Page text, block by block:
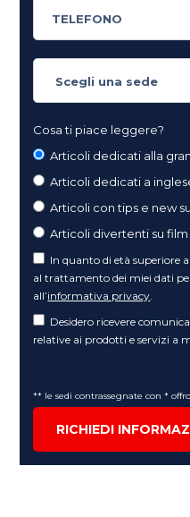
Cosa ti piace leggere?
Articoli dedicati alla
Articoli dedicati a
Articoli con tips e new
Articoli divertenti su film
In quanto di età superiore
al trattamento dei miei dati
all’informativa privacy
Desidero ricevere
relative ai prodotti e servizi a
** le sedi contrassegnate con *
RICHIEDI